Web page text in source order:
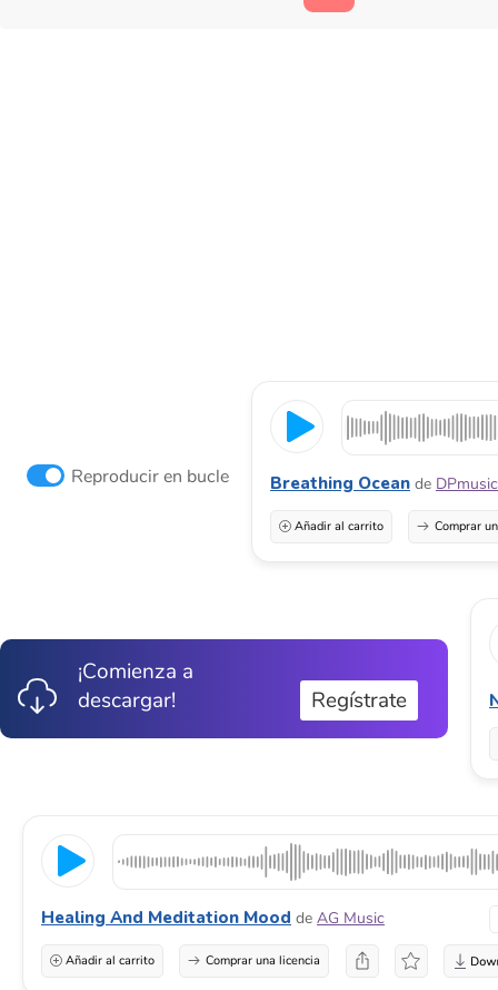
Reproducir en bucle Breathing Ocean de DPmusic
Añadir al carrito Comprar
¡Comienza a
descargar!
Regístrate
Healing And Meditation Mood de AG Music
Añadir al carrito Comprar una licencia